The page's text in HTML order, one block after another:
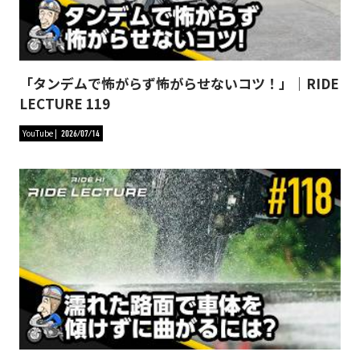
「タンデムで怖がらず怖がらせないコツ！」｜RIDE
LECTURE 119
YouTube 2026/07/14